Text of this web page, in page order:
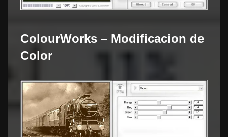
ColourWorks – Modificacion de
Color